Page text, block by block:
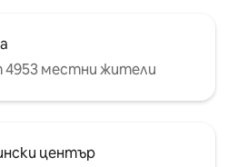
4953 местни жители
център